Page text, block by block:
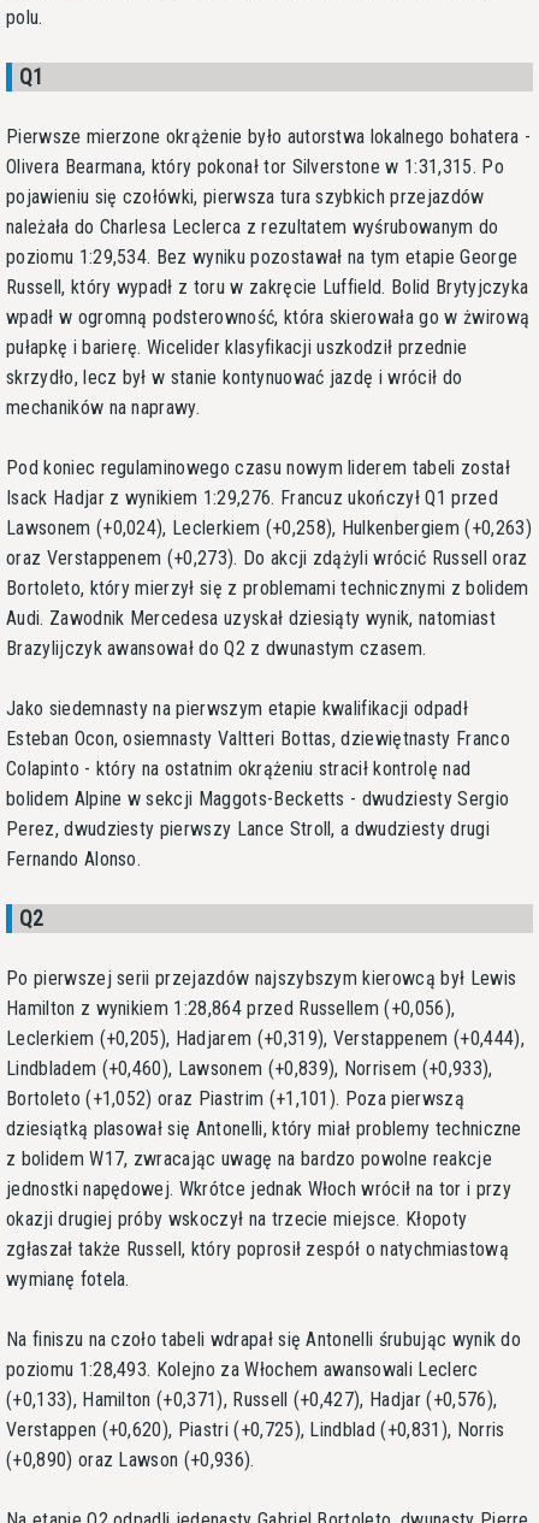
polu.
Q1
Pierwsze mierzone okrążenie było autorstwa lokalnego bohatera -
Olivera Bearmana, który pokonał tor Silverstone w 1:31,315. Po
pojawieniu się czołówki, pierwsza tura szybkich przejazdów
należała do Charlesa Leclerca z rezultatem wyśrubowanym do
poziomu 1:29,534. Bez wyniku pozostawał na tym etapie George
Russell, który wypadł z toru w zakręcie Luffield. Bolid Brytyjczyka
wpadł w ogromną podsterowność, która skierowała go w żwirową
pułapkę i barierę. Wicelider klasyfikacji uszkodził przednie
skrzydło, lecz był w stanie kontynuować jazdę i wrócił do
mechaników na naprawy.
Pod koniec regulaminowego czasu nowym liderem tabeli został
Isack Hadjar z wynikiem 1:29,276. Francuz ukończył Q1 przed
Lawsonem (+0,024), Leclerkiem (+0,258), Hulkenbergiem (+0,263)
oraz Verstappenem (+0,273). Do akcji zdążyli wrócić Russell oraz
Bortoleto, który mierzył się z problemami technicznymi z bolidem
Audi. Zawodnik Mercedesa uzyskał dziesiąty wynik, natomiast
Brazylijczyk awansował do Q2 z dwunastym czasem.
Jako siedemnasty na pierwszym etapie kwalifikacji odpadł
Esteban Ocon, osiemnasty Valtteri Bottas, dziewiętnasty Franco
Colapinto - który na ostatnim okrążeniu stracił kontrolę nad
bolidem Alpine w sekcji Maggots-Becketts - dwudziesty Sergio
Perez, dwudziesty pierwszy Lance Stroll, a dwudziesty drugi
Fernando Alonso.
Q2
Po pierwszej serii przejazdów najszybszym kierowcą był Lewis
Hamilton z wynikiem 1:28,864 przed Russellem (+0,056),
Leclerkiem (+0,205), Hadjarem (+0,319), Verstappenem (+0,444),
Lindbladem (+0,460), Lawsonem (+0,839), Norrisem (+0,933),
Bortoleto (+1,052) oraz Piastrim (+1,101). Poza pierwszą
dziesiątką plasował się Antonelli, który miał problemy techniczne
z bolidem W17, zwracając uwagę na bardzo powolne reakcje
jednostki napędowej. Wkrótce jednak Włoch wrócił na tor i przy
okazji drugiej próby wskoczył na trzecie miejsce. Kłopoty
zgłaszał także Russell, który poprosił zespół o natychmiastową
wymianę fotela.
Na finiszu na czoło tabeli wdrapał się Antonelli śrubując wynik do
poziomu 1:28,493. Kolejno za Włochem awansowali Leclerc
(+0,133), Hamilton (+0,371), Russell (+0,427), Hadjar (+0,576),
Verstappen (+0,620), Piastri (+0,725), Lindblad (+0,831), Norris
(+0,890) oraz Lawson (+0,936).